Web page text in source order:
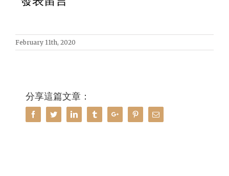
February 11th, 2020
分享這篇文章：
Facebook
TwitterLinkedinTumblrGoogle+PinterestEmail